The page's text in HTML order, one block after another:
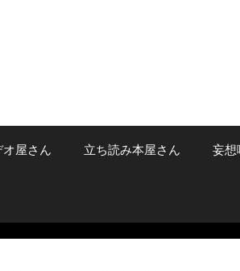
屋さん 立ち読み本屋さん 妄想